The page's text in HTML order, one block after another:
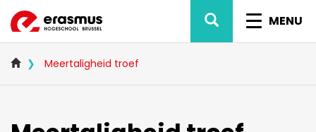
en
naar
de
inhoud
MENU
ZOEK
Meertaligheid troef